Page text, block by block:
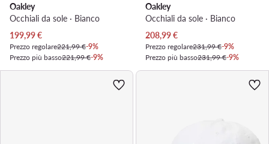
Oakley
Occhiali da sole · Bianco
Prezzo attuale
199,99€
Prezzo regolare221,99 €-9%
Prezzo più basso221,99 €-9%
Oakley
Occhiali da sole · Bianco
Prezzo attuale
208,99€
Prezzo regolare231,99 €-9%
Prezzo più basso231,99 €-9%